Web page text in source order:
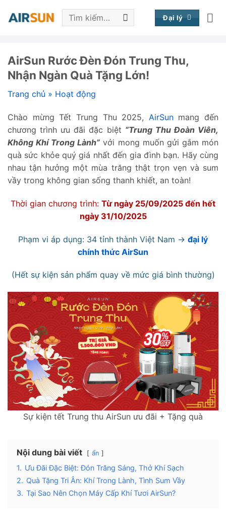
qua
Tìm
kiếm:
Đại lý
AirSun Rước Đèn Đón Trung Thu,
Nhận Ngàn Quà Tặng Lớn!
Trang chủ » Hoạt động
Chào mừng Tết Trung Thu 2025, AirSunmang đến
chương trình ưu đãi đặc biệt “Trung Thu Đoàn Viên,
Không Khí Trong Lành” với mong muốn gửi gắm món
quà sức khỏe quý giá nhất đến gia đình bạn. Hãy cùng
nhau tận hưởng một mùa trăng thật trọn vẹn và sum
vầy trong không gian sống thanh khiết, an toàn!
Thời gian chương trình: Từ ngày 25/09/2025 đến hết
ngày 31/10/2025
Phạm vi áp dụng: 34 tỉnh thành Việt Nam -> đại lý
chính thức AirSun
(Hết sự kiện sản phẩm quay về mức giá bình thường)
Sự kiện tết Trung thu AirSun ưu đãi + Tặng quà
Nội dung bài viết ẩn
1. Ưu Đãi Đặc Biệt: Đón Trăng Sáng, Thở Khí Sạch
2. Quà Tặng Tri Ân: Khí Trong Lành, Tình Sum Vầy
3. Tại Sao Nên Chọn Máy Cấp Khí Tươi AirSun?